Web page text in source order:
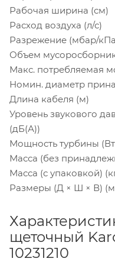
Рабочая ширина (см)
Расход воздуха (л/с)
Разрежение (мбар/
Объем
Макс. потребляемая
Номин. диаметр
Длина кабеля (м)
Уровень звукового
(дБ(А))
Мощность турбины
Масса (без
Масса (с упаковкой)
Размеры (Д × Ш × В)
щеточный
10231210